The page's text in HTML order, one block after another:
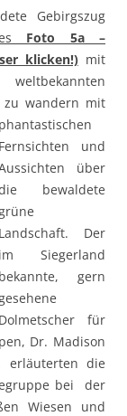
Gebirgszug
Foto 5a –
klicken!)mit
zu wandern mit
phantastischen
Fernsichten und
über
bewaldete
Landschaft. Der
im Siegerland
bekannte, gern
Dolmetscher für
Dr. Madison
erläuterten die
bei der
Wiesen und